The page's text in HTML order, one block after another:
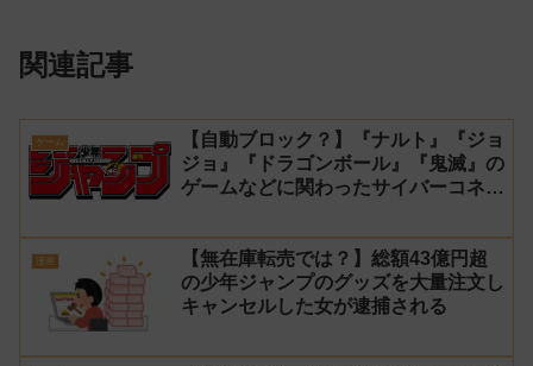
関連記事
ゲーム
【自動ブロック？】『ナルト』『ジョ
ジョ』『ドラゴンボール』『鬼滅』の
ゲームなどに関わったサイバーコネク
ブロックされてしまう
漫画
【無在庫転売では？】総額43億円超
の少年ジャンプのグッズを大量注文し
キャンセルした女が逮捕される